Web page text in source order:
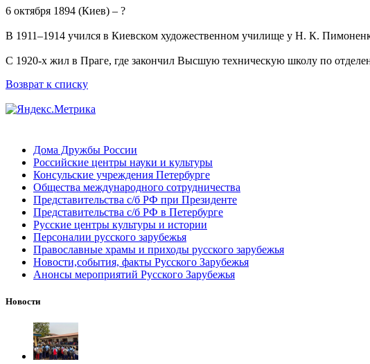
6 октября 1894 (Киев) – ?
В 1911–1914 учился в Киевском художественном училище у Н. К.
С 1920-х жил в Праге, где закончил Высшую техническую школу по
Возврат к списку
Дома Дружбы России
Российские центры науки и культуры
Консульские учреждения Петербурге
Общества международного сотрудничества
Представительства с/б РФ при Президенте
Представительства с/б РФ в Петербурге
Русские центры культуры и истории
Персоналии русского зарубежья
Православные храмы и приходы русского зарубежья
Новости,события, факты Русского Зарубежья
Анонсы мероприятий Русского Зарубежья
Новости